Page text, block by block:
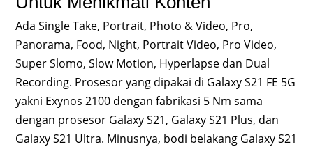
Ada Single Take, Portrait, Photo & Video, Pro,
Panorama, Food, Night, Portrait Video, Pro Video,
Super Slomo, Slow Motion, Hyperlapse dan Dual
Recording. Prosesor yang dipakai di Galaxy S21 FE 5G
yakni Exynos 2100 dengan fabrikasi 5 Nm sama
dengan prosesor Galaxy S21, Galaxy S21 Plus, dan
Galaxy S21 Ultra. Minusnya, bodi belakang Galaxy S21